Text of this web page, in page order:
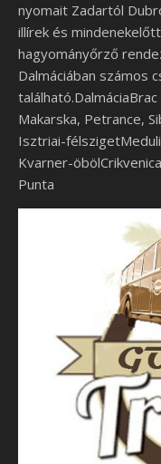
nyomait Zadartól
illírek és
hagyományőrző
Dalmáciában számos
Makarska, Petrance,
Isztriai-
Kvarner-
Punta